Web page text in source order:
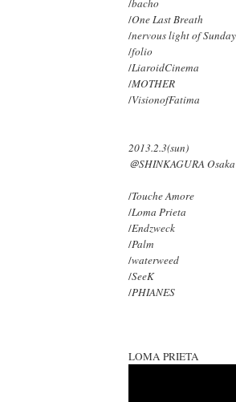
/bacho
/One Last Breath
/nervous light of Sunday
/folio
/LiaroidCinema
/MOTHER
/VisionofFatima
2013.2.3(sun)
＠SHINKAGURA Osaka
/Touche Amore
/Loma Prieta
/Endzweck
/Palm
/waterweed
/SeeK
/PHIANES
LOMA PRIETA